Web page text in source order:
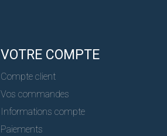
VOTRE COMPTE
Compte client
Vos commandes
Informations compte
Paiements